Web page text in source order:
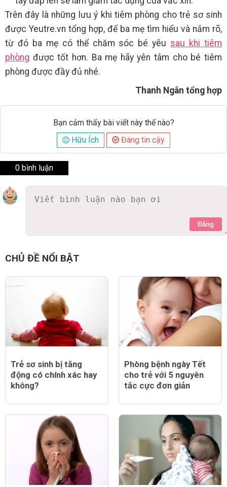
Trên đây là những lưu ý khi tiêm phòng cho trẻ sơ sinh
được Yeutre.vn tổng hợp, để ba mẹ tìm hiểu và nắm rõ,
từ đó ba mẹ có thể chăm sóc bé yêu sau khi tiêm
phòng được tốt hơn. Ba mẹ hãy yên tâm cho bé tiêm
phòng được đầy đủ nhé.
Thanh Ngân tổng hợp
Bạn cảm thấy bài viết này thế nào?
Hữu Ích
Đáng tin cậy
0 bình luận
Đăng
CHỦ ĐỀ NỔI BẬT
Trẻ sơ sinh bị tăng
động có chính xác hay
không?
Phòng bệnh ngày Tết
cho trẻ với 5 nguyên
tắc cực đơn giản